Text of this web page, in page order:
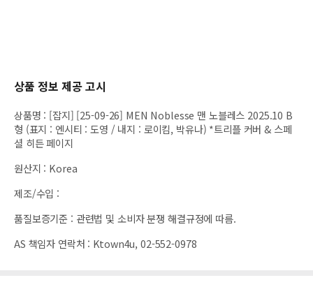
상품 정보 제공 고시
상품명 : [잡지] [25-09-26] MEN Noblesse 맨 노블레스 2025.10 B
형 (표지 : 엔시티 : 도영 / 내지 : 로이킴, 박유나) *트리플 커버 & 스페
셜 히든 페이지
원산지 : Korea
제조/수입 :
품질보증기준 : 관련법 및 소비자 분쟁 해결규정에 따름.
AS 책임자 연락처 : Ktown4u, 02-552-0978